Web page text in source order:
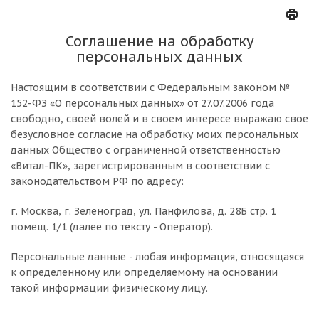
Соглашение на обработку
персональных данных
Настоящим в соответствии с Федеральным законом №
152-ФЗ «О персональных данных» от 27.07.2006 года
свободно, своей волей и в своем интересе выражаю свое
безусловное согласие на обработку моих персональных
данных Общество с ограниченной ответственностью
«Витал-ПК», зарегистрированным в соответствии с
законодательством РФ по адресу:
г. Москва, г. Зеленоград, ул. Панфилова, д. 28Б стр. 1
помещ. 1/1 (далее по тексту - Оператор).
Персональные данные - любая информация, относящаяся
к определенному или определяемому на основании
такой информации физическому лицу.